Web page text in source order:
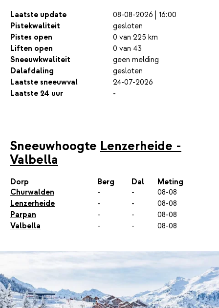
Laatste update
08-08-2026 | 16:00
Pistekwaliteit
gesloten
Pistes open
0 van 225 km
Liften open
0 van 43
Sneeuwkwaliteit
geen melding
Dalafdaling
gesloten
Laatste sneeuwval
24-07-2026
Laatste 24 uur
-
Sneeuwhoogte Lenzerheide -
Valbella
Dorp Berg Dal
Meting
Churwalden
- -
08-08
Lenzerheide
- -
08-08
Parpan
- -
08-08
Valbella
- - 08-08